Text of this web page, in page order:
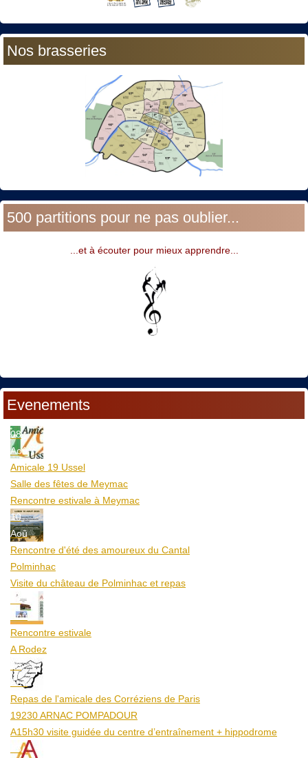
Nos brasseries
500 partitions pour ne pas oublier...
...et à écouter pour mieux apprendre...
Evenements
08
Aoû
Amicale 19 Ussel
Salle des fêtes de Meymac
Rencontre estivale à Meymac
10
Aoû
Rencontre d'été des amoureux du Cantal
Polminhac
Visite du château de Polminhac et repas
12
Aoû
Rencontre estivale
A Rodez
23
Aoû
Repas de l'amicale des Corréziens de Paris
19230 ARNAC POMPADOUR
A15h30 visite guidée du centre d’entraînement + hippodrome
25